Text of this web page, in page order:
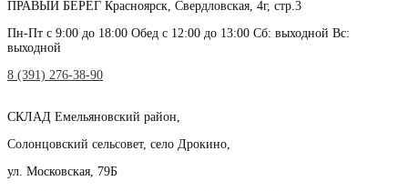
ПРАВЫЙ БЕРЕГ Красноярск, Свердловская, 4г, стр.3
Пн-Пт с 9:00 до 18:00 Обед с 12:00 до 13:00 Сб: выходной Вс:
выходной
8 (391) 276-38-90
СКЛАД Емельяновский район,
Солонцовский сельсовет, село Дрокино,
ул. Московская, 79Б